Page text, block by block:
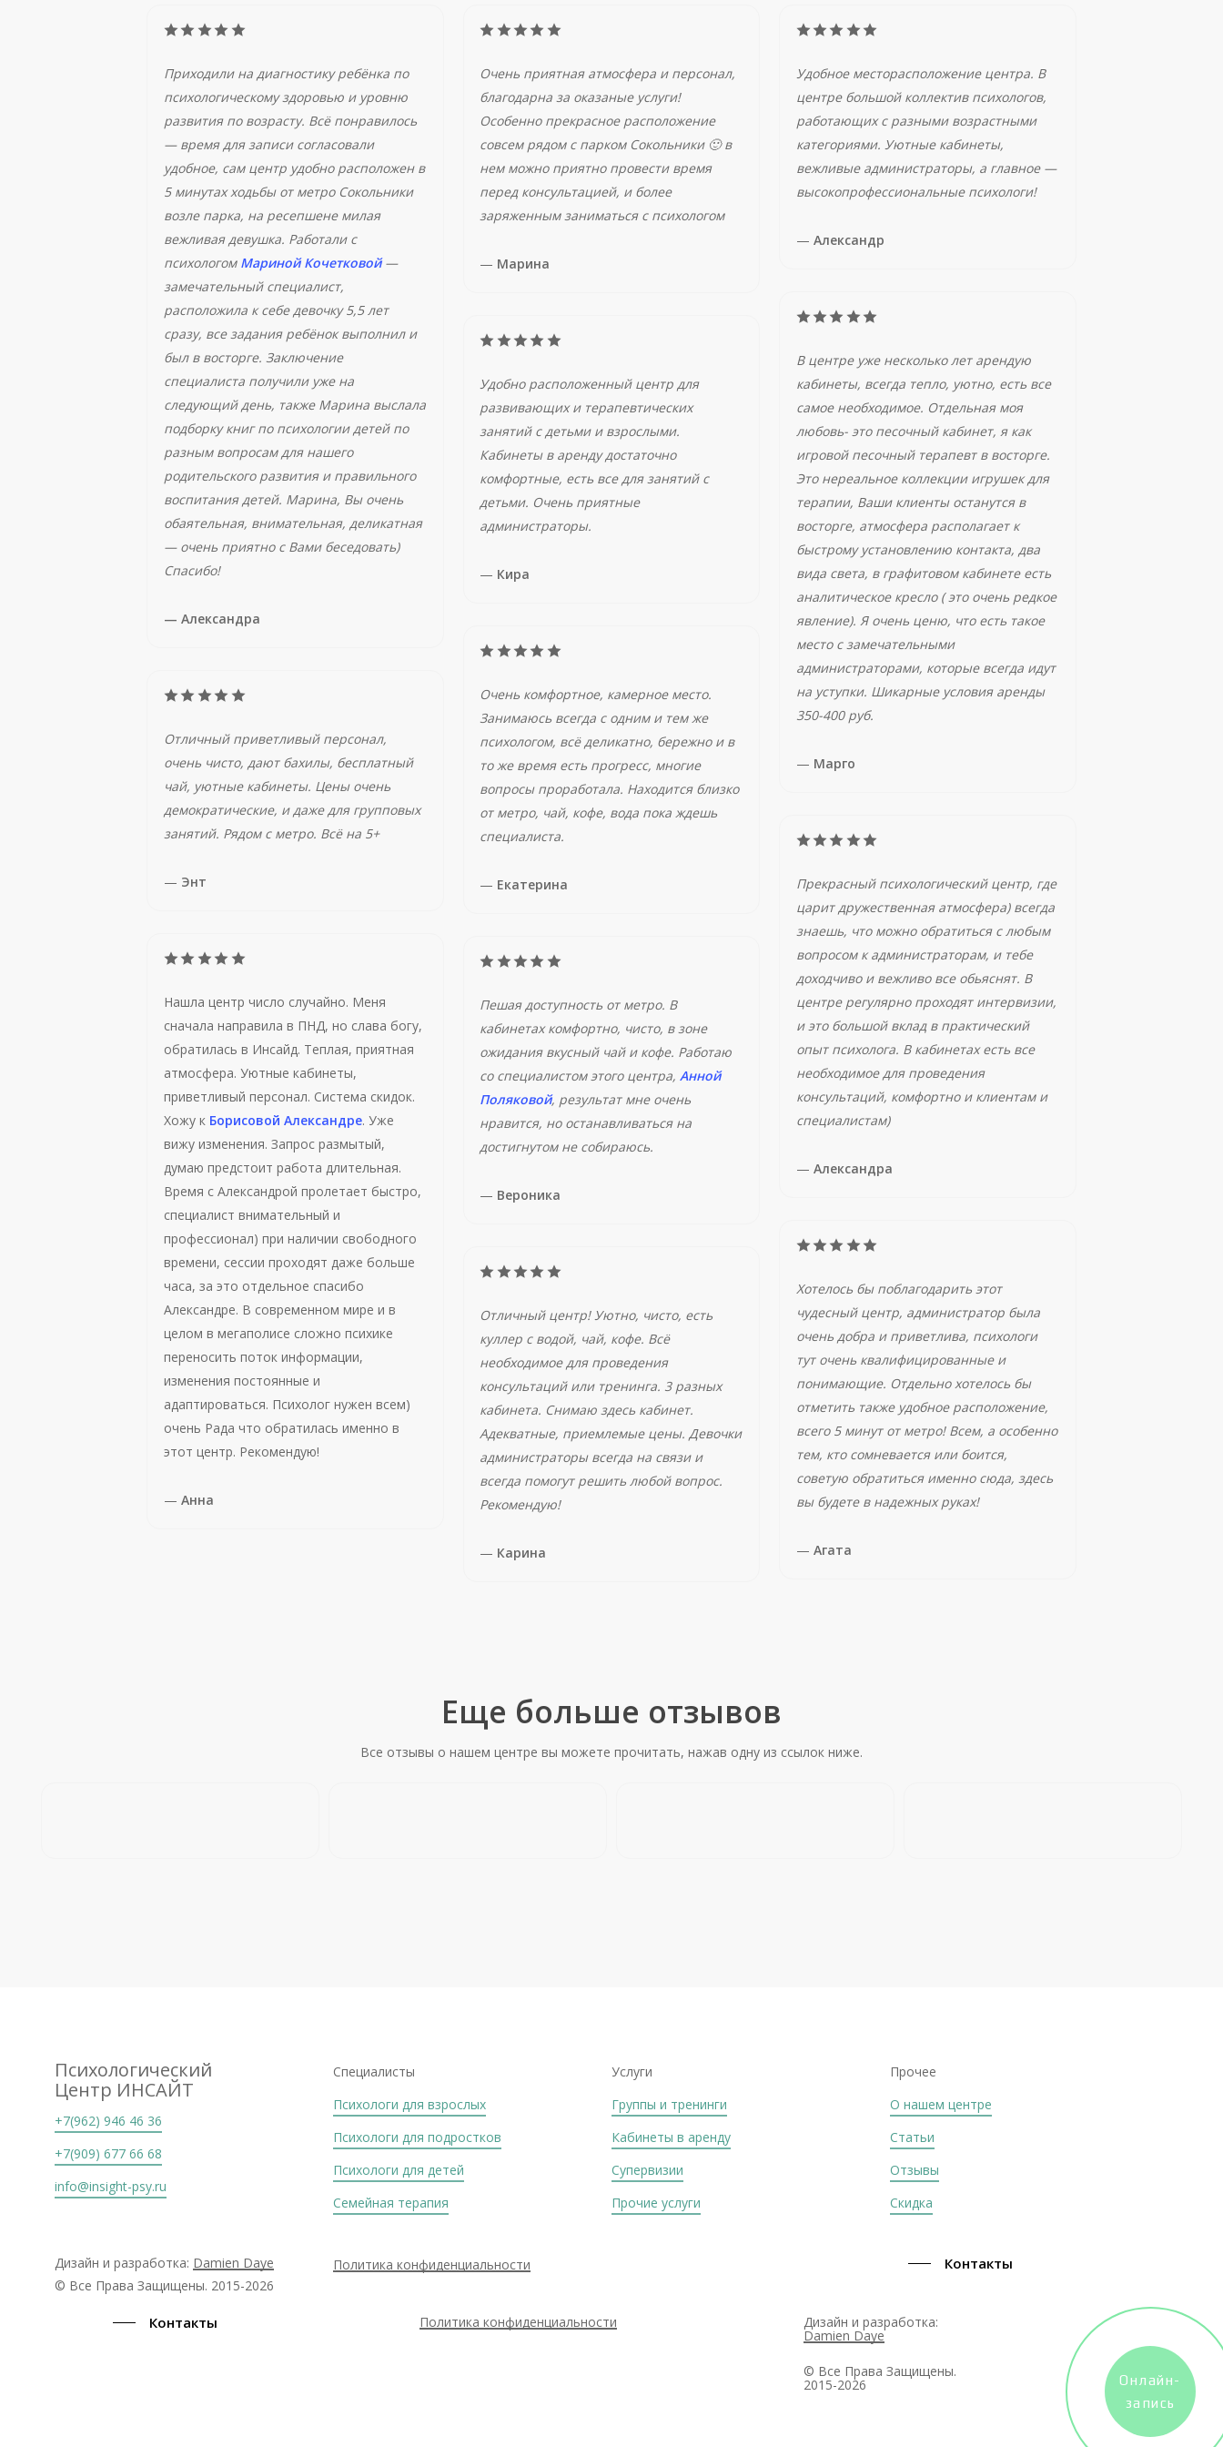
Приходили на диагностику ребёнка по
психологическому здоровью и уровню
развития по возрасту. Всё понравилось
— время для записи согласовали
удобное, сам центр удобно расположен в
5 минутах ходьбы от метро Сокольники
возле парка, на ресепшене милая
вежливая девушка. Работали с
психологом Мариной Кочетковой—
замечательный специалист,
расположила к себе девочку 5,5 лет
сразу, все задания ребёнок выполнил и
был в восторге. Заключение
специалиста получили уже на
следующий день, также Марина выслала
подборку книг по психологии детей по
разным вопросам для нашего
родительского развития и правильного
воспитания детей. Марина, Вы очень
обаятельная, внимательная, деликатная
— очень приятно с Вами беседовать)
Спасибо!
— Александра
Отличный приветливый персонал,
очень чисто, дают бахилы, бесплатный
чай, уютные кабинеты. Цены очень
демократические, и даже для групповых
занятий. Рядом с метро. Всё на 5+
— Энт
Нашла центр число случайно. Меня
сначала направила в ПНД, но слава богу,
обратилась в Инсайд. Теплая, приятная
атмосфера. Уютные кабинеты,
приветливый персонал. Система скидок.
Хожу к Борисовой Александре. Уже
вижу изменения. Запрос размытый,
думаю предстоит работа длительная.
Время с Александрой пролетает быстро,
специалист внимательный и
профессионал) при наличии свободного
времени, сессии проходят даже больше
часа, за это отдельное спасибо
Александре. В современном мире и в
целом в мегаполисе сложно психике
переносить поток информации,
изменения постоянные и
адаптироваться. Психолог нужен всем)
очень Рада что обратилась именно в
этот центр. Рекомендую!
— Анна
Очень приятная атмосфера и персонал,
благодарна за оказаные услуги!
Особенно прекрасное расположение
совсем рядом с парком Сокольники 🙂 в
нем можно приятно провести время
перед консультацией, и более
заряженным заниматься с психологом
— Марина
Удобно расположенный центр для
развивающих и терапевтических
занятий с детьми и взрослыми.
Кабинеты в аренду достаточно
комфортные, есть все для занятий с
детьми. Очень приятные
администраторы.
— Кира
Очень комфортное, камерное место.
Занимаюсь всегда с одним и тем же
психологом, всё деликатно, бережно и в
то же время есть прогресс, многие
вопросы проработала. Находится близко
от метро, чай, кофе, вода пока ждешь
специалиста.
— Екатерина
Пешая доступность от метро. В
кабинетах комфортно, чисто, в зоне
ожидания вкусный чай и кофе. Работаю
со специалистом этого центра,Анной
Поляковой, результат мне очень
нравится, но останавливаться на
достигнутом не собираюсь.
— Вероника
Отличный центр! Уютно, чисто, есть
куллер с водой, чай, кофе. Всё
необходимое для проведения
консультаций или тренинга. 3 разных
кабинета. Снимаю здесь кабинет.
Адекватные, приемлемые цены. Девочки
администраторы всегда на связи и
всегда помогут решить любой вопрос.
Рекомендую!
— Карина
Удобное месторасположение центра. В
центре большой коллектив психологов,
работающих с разными возрастными
категориями. Уютные кабинеты,
вежливые администраторы, а главное —
высокопрофессиональные психологи!
— Александр
В центре уже несколько лет арендую
кабинеты, всегда тепло, уютно, есть все
самое необходимое. Отдельная моя
любовь- это песочный кабинет, я как
игровой песочный терапевт в восторге.
Это нереальное коллекции игрушек для
терапии, Ваши клиенты останутся в
восторге, атмосфера располагает к
быстрому установлению контакта, два
вида света, в графитовом кабинете есть
аналитическое кресло ( это очень редкое
явление). Я очень ценю, что есть такое
место с замечательными
администраторами, которые всегда идут
на уступки. Шикарные условия аренды
350-400 руб.
— Марго
Прекрасный психологический центр, где
царит дружественная атмосфера) всегда
знаешь, что можно обратиться с любым
вопросом к администраторам, и тебе
доходчиво и вежливо все обьяснят. В
центре регулярно проходят интервизии,
и это большой вклад в практический
опыт психолога. В кабинетах есть все
необходимое для проведения
консультаций, комфортно и клиентам и
специалистам)
— Александра
Хотелось бы поблагодарить этот
чудесный центр, администратор была
очень добра и приветлива, психологи
тут очень квалифицированные и
понимающие. Отдельно хотелось бы
отметить также удобное расположение,
всего 5 минут от метро! Всем, а особенно
тем, кто сомневается или боится,
советую обратиться именно сюда, здесь
вы будете в надежных руках!
— Агата
Еще больше отзывов
Все отзывы о нашем центре вы можете прочитать, нажав одну из ссылок ниже.
Психологический
Центр ИНСАЙТ
+7(962) 946 46 36
+7(909) 677 66 68
info@insight-psy.ru
Специалисты
Психологи для взрослых
Психологи для подростков
Психологи для детей
Семейная терапия
Услуги
Группы и тренинги
Кабинеты в аренду
Супервизии
Прочие услуги
Прочее
О нашем центре
Статьи
Отзывы
Скидка
Дизайн и разработка: Damien Daye
© Все Права Защищены. 2015-2026
Политика конфиденциальности Контакты
Контакты Политика конфиденциальности Дизайн и разработка:
Damien Daye
© Все Права Защищены.
2015-2026
Онлайн-
запись